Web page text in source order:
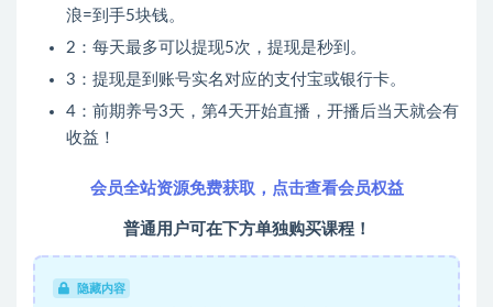
浪=到手5块钱。
2：每天最多可以提现5次，提现是秒到。
3：提现是到账号实名对应的支付宝或银行卡。
4：前期养号3天，第4天开始直播，开播后当天就会有
收益！
会员全站资源免费获取，点击查看会员权益
普通用户可在下方单独购买课程！
隐藏内容